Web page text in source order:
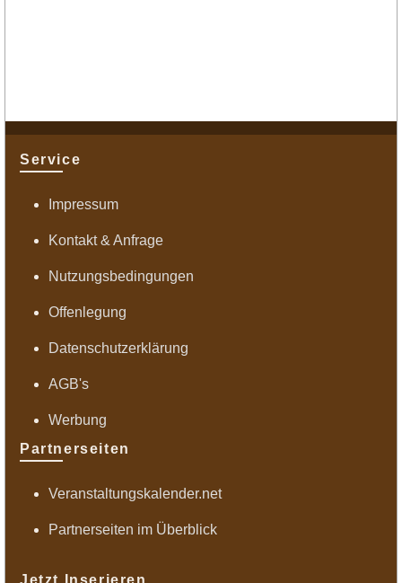
Service
Impressum
Kontakt & Anfrage
Nutzungsbedingungen
Offenlegung
Datenschutzerklärung
AGB's
Werbung
Partnerseiten
Veranstaltungskalender.net
Partnerseiten im Überblick